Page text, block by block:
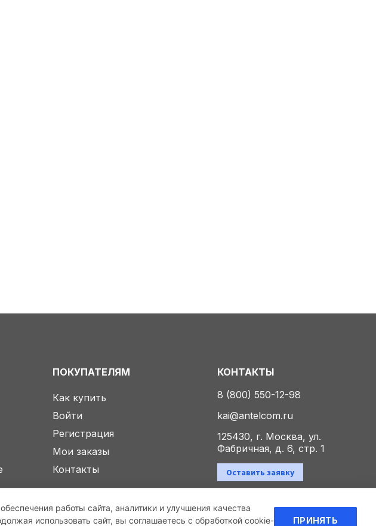
работы сайта, аналитики и улучшения качества
использовать сайт, вы соглашаетесь с обработкой cookie-
ПРИНЯТЬ
ПОКУПАТЕЛЯМ
Как купить
Войти
Регистрация
Мои заказы
Контакты
КОНТАКТЫ
8 (800) 550-12-98
kai@antelcom.ru
125430, г. Москва, ул.
Фабричная, д. 6, стр. 1
Оставить заявку
Политика конфиденциальности